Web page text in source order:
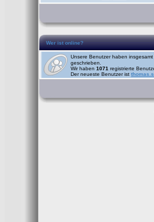
Wer ist online?
Unsere Benutzer haben insgesamt
geschrieben.
Wir haben 1071 registrierte
Der neueste Benutzer ist